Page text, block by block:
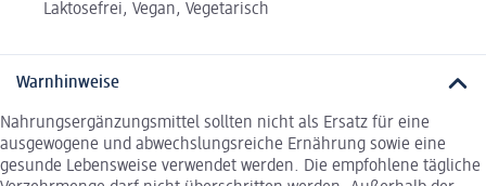
Laktosefrei, Vegan, Vegetarisch
Warnhinweise
Nahrungsergänzungsmittel sollten nicht als Ersatz für eine
ausgewogene und abwechslungsreiche Ernährung sowie eine
gesunde Lebensweise verwendet werden. Die empfohlene tägliche